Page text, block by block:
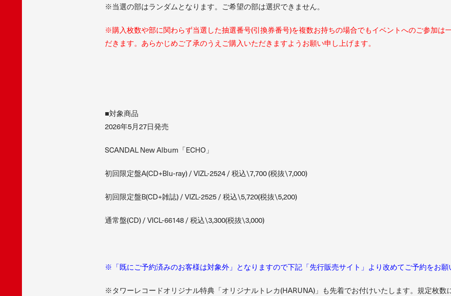
※当選の部はランダムとなります。ご希望の部は選択できません。
※購入枚数や部に関わらず当選した抽選番号(引換券番号)を複数お持ちの場合でもイベントへのご参加は
だきます。あらかじめご了承のうえご購入いただきますようお願い申し上げます。
■対象商品
2026年5月27日発売
SCANDAL New Album「ECHO」
初回限定盤A(CD+Blu-ray) / VIZL-2524 / 税込\7,700 (税抜\7,000)
初回限定盤B(CD+雑誌) / VIZL-2525 / 税込\5,720(税抜\5,200)
通常盤(CD) / VICL-66148 / 税込\3,300(税抜\3,000)
※「既にご予約済みのお客様は対象外」となりますので下記「先行販売サイト」より改めてご予約をお願
※タワーレコードオリジナル特典「オリジナルトレカ(HARUNA)」も先着でお付けいたします。規定枚数